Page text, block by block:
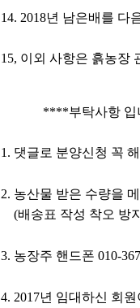
14. 2018년 남은배를 다
15, 이외 사항은 흙농장
****부탁사항 입
1. 댓글로 분양신청 꼭
2. 농산물 받은 수량을
(배송표 작성 착오 방
3. 농장주 핸드폰 010-
4. 2017년 임대하신 회